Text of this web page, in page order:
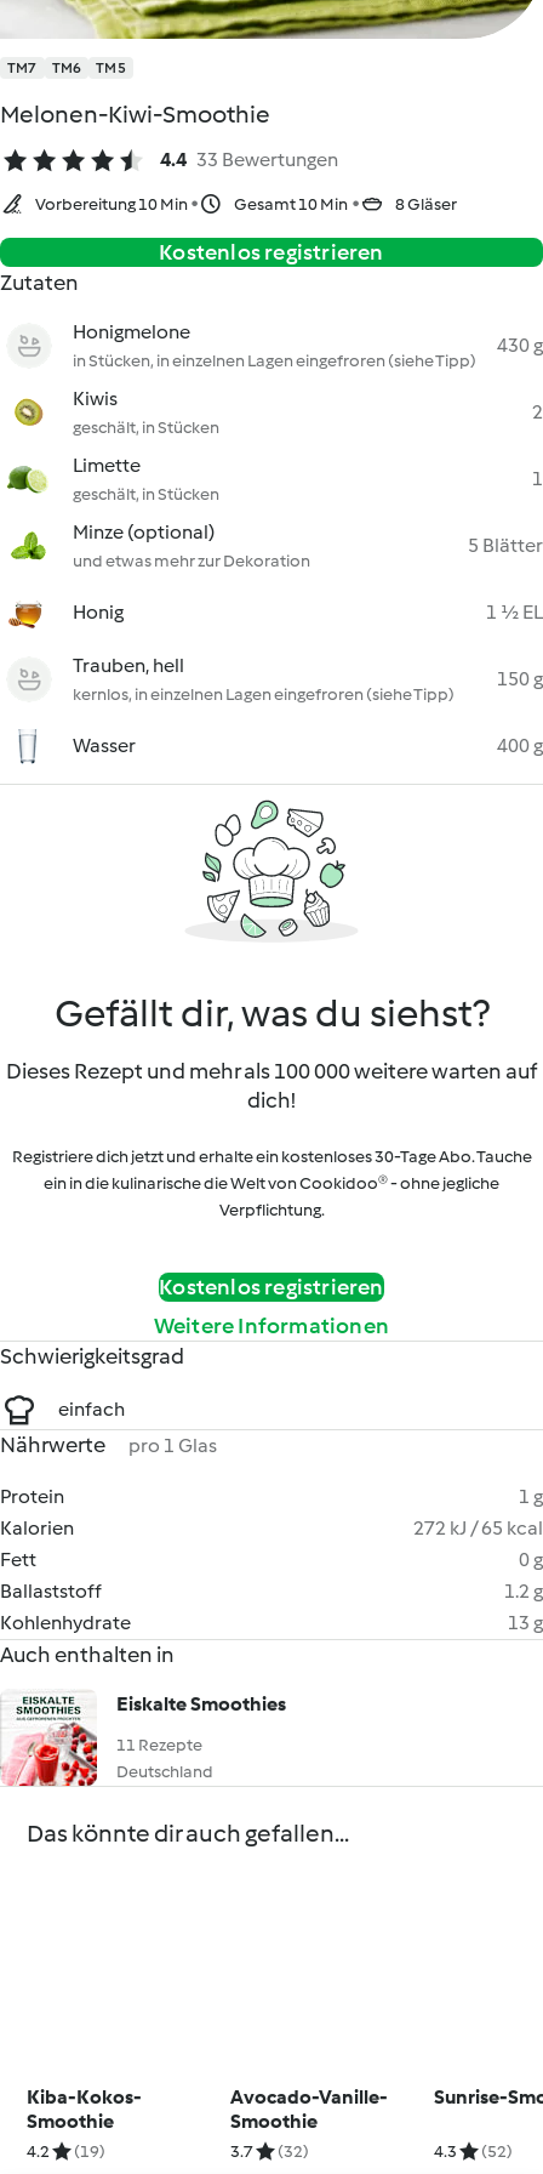
TM7 TM6 TM5
Melonen-Kiwi-Smoothie
4.4 33 Bewertungen
Vorbereitung 10 Min Gesamt 10 Min 8 Gläser
Kostenlos registrieren
Zutaten
Honigmelone
in Stücken, in einzelnen Lagen eingefroren (siehe Tipp)
430 g
Kiwis
geschält, in Stücken
2
Limette
geschält, in Stücken
1
Minze (optional)
und etwas mehr zur Dekoration
5 Blätter
Honig 1 ½ EL
Trauben, hell
kernlos, in einzelnen Lagen eingefroren (siehe Tipp)
150 g
Wasser 400 g
Gefällt dir, was du siehst?
Dieses Rezept und mehr als 100 000 weitere warten auf
dich!
Registriere dich jetzt und erhalte ein kostenloses 30-Tage Abo. Tauche
ein in die kulinarische die Welt von Cookidoo® - ohne jegliche
Verpflichtung.
Kostenlos registrieren
Weitere Informationen
Schwierigkeitsgrad
einfach
Nährwerte pro 1 Glas
Protein
1 g
Kalorien
272 kJ / 65 kcal
Fett
0 g
Ballaststoff
1.2 g
Kohlenhydrate
13 g
Auch enthalten in
Eiskalte Smoothies
11 Rezepte
Deutschland
Das könnte dir auch gefallen...
Kiba-Kokos-
Smoothie
4.2 (19)
Avocado-Vanille-
Smoothie
3.7 (32)
Sunrise-
4.3 (52)